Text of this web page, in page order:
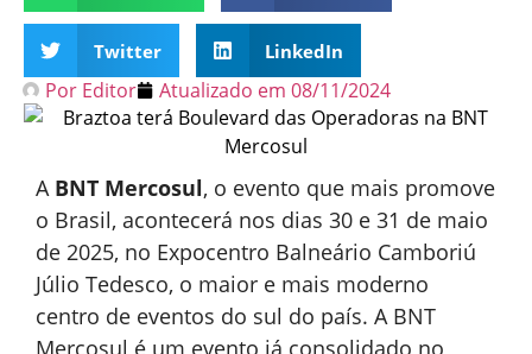
Twitter LinkedIn
Por Editor Atualizado em 08/11/2024
A BNT Mercosul, o evento que mais promove
o Brasil, acontecerá nos dias 30 e 31 de maio
de 2025, no Expocentro Balneário Camboriú
Júlio Tedesco, o maior e mais moderno
centro de eventos do sul do país. A BNT
Mercosul é um evento já consolidado no